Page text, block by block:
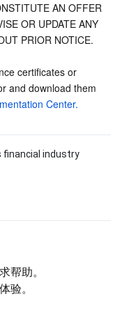
AN OFFER
OR UPDATE ANY
PRIOR NOTICE.
certificates or
and download them
Center.
financial industry
帮助。
验。